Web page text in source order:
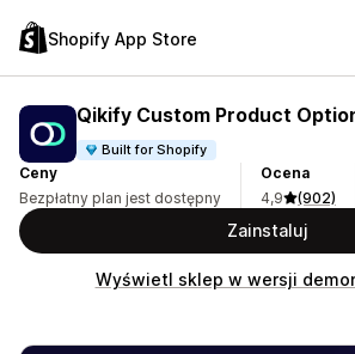
Shopify App Store
Qikify Custom Product
Built for Shopify
Ceny
Bezpłatny plan jest dostępny
Ocena
4,9
(902)
Zainstaluj
Wyświetl sklep w wersji